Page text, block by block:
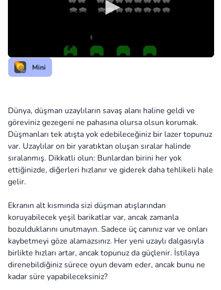
Mini
Dünya, düşman uzaylıların savaş alanı haline geldi ve
göreviniz gezegeni ne pahasına olursa olsun korumak.
Düşmanları tek atışta yok edebileceğiniz bir lazer topunuz
var. Uzaylılar on bir yaratıktan oluşan sıralar halinde
sıralanmış. Dikkatli olun: Bunlardan birini her yok
ettiğinizde, diğerleri hızlanır ve giderek daha tehlikeli hale
gelir.
Ekranın alt kısmında sizi düşman atışlarından
koruyabilecek yeşil barikatlar var, ancak zamanla
bozulduklarını unutmayın. Sadece üç canınız var ve onları
kaybetmeyi göze alamazsınız. Her yeni uzaylı dalgasıyla
birlikte hızları artar, ancak topunuz da güçlenir. İstilaya
direnebildiğiniz sürece oyun devam eder, ancak bunu ne
kadar süre yapabileceksiniz?